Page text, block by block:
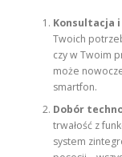
Konsultacja
Twoich
czy w Twoim
może
smartfon.
Dobór
trwałość z
system